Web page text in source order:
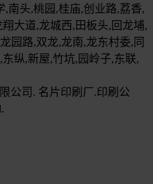
,南头,桃园,桂庙,创业路,荔香,
大道,龙城西,田板头,回龙埔,
园路,双龙,龙南,龙东村委,同
纵,新屋,竹坑,园岭子,东联,
公司. 名片印刷厂.印刷公